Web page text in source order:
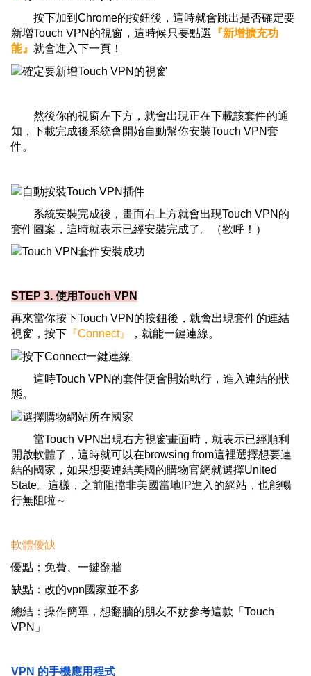
按下加到Chrome的按鈕後，這時就會跳出是否確定要
新增Touch VPN的視窗，這時候只要點選 『新增擴充功
能』 就會進入下一頁！
然後你的視窗左下方，就會出現正在下載該套件的通
知，下載完成後系統會開始自動幫你安裝Touch VPN套
件。
系統安裝完成後，畫面右上方就會出現Touch VPN的
套件圖案，這時就表示已經安裝完成了。（歡呼！）
STEP 3. 使用Touch VPN
再來當你按下Touch VPN的按鈕後，就會出現套件的連結
視窗，按下 『Connect』 ，就能一鍵連線。
這時Touch VPN的套件便會開始執行，進入連結的狀
態。
當Touch VPN出現右方視窗畫面時，就表示已經順利
開啟軟體了，這時就可以在browsing from這裡選擇想要連
結的國家，如果想要連結美國的購物官網就選擇United
State。這樣，之前阻擋非美國當地IP進入的網站，也能暢
行無阻啦～
軟體優缺
優點：免費、一鍵翻牆
缺點：改的vpn國家並不多
總結：操作簡單，想翻牆的朋友不妨參考這款「Touch
VPN」
VPN 的手機應用程式